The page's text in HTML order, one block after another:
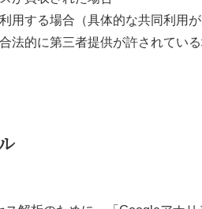
用する場合（具体的な共同利用
法的に第三者提供が許されてい